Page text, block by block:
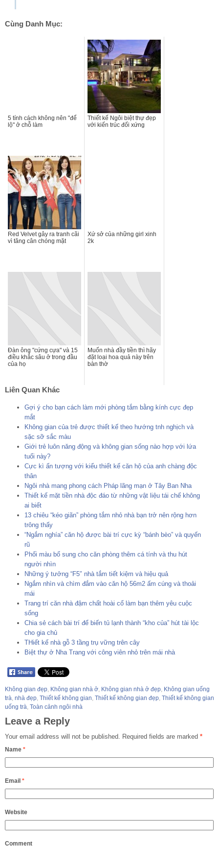
Cùng Danh Mục:
5 tính cách không nên "để
lộ" ở chỗ làm
Thiết kế Ngôi biệt thự đẹp
với kiến trúc đối xứng
Red Velvet gây ra tranh cãi
vì tăng cân chóng mặt
Xứ sở của những girl xinh
2k
Đàn ông "cứng cựa" và 15
điều khắc sâu ở trong đầu
của họ
Muốn nhà đầy tiền thì hãy
đặt loại hoa quả này trên
bàn thờ
Liên Quan Khác
Gợi ý cho bạn cách làm mới phòng tắm bằng kính cực đẹp
mắt
Không gian của trẻ được thiết kế theo hướng tnh nghịch và
sặc sỡ sắc màu
Giới trẻ luôn năng động và không gian sống nào hợp với lứa
tuổi này?
Cực kì ấn tượng với kiểu thiết kế căn hộ của anh chàng độc
thân
Ngôi nhà mang phong cách Pháp lãng mạn ở Tây Ban Nha
Thiết kế mặt tiền nhà độc đáo từ những vật liệu tái chế không
ai biết
13 chiêu “kéo giãn” phòng tắm nhỏ nhà bạn trở nên rộng hơn
trông thấy
“Ngắm nghía” căn hộ được bài trí cực kỳ “bánh bèo” và quyến
rũ
Phối màu bổ sung cho căn phòng thêm cá tính và thu hút
người nhìn
Những ý tưởng “F5″ nhà tắm tiết kiệm và hiệu quả
Ngắm nhìn và chìm đắm vào căn hộ 56m2 ấm cúng và thoải
mái
Trang trí căn nhà đậm chất hoài cổ làm bạn thêm yêu cuộc
sống
Chia sẻ cách bài trí để biến tủ lạnh thành “kho của” hút tài lộc
cho gia chủ
THiết kế nhà gỗ 3 tầng trụ vững trên cây
Biệt thự ở Nha Trang với công viên nhỏ trên mái nhà
Không gian đẹp, Không gian nhà ở, Không gian nhà ở đẹp, Không gian uống
trà, nhà đẹp, Thiết kế không gian, Thiết kế không gian đẹp, Thiết kế không gian
uống trà, Toàn cảnh ngôi nhà
Leave a Reply
Your email address will not be published. Required fields are marked *
Name *
Email *
Website
Comment